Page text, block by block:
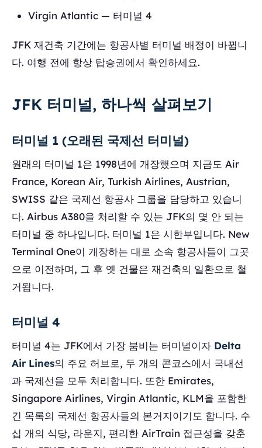
Virgin Atlantic — 터미널 4
JFK 재건축 기간에는 항공사별 터미널 배정이 바뀝니
다. 여행 전에 항상 탑승권에서 확인하세요.
JFK 터미널, 하나씩 살펴보기
터미널 1 (오래된 국제선 터미널)
원래의 터미널 1은 1998년에 개장했으며 지금도 Air
France, Korean Air, Turkish Airlines, Austrian,
SWISS 같은 국제선 항공사 그룹을 담당하고 있습니
다. Airbus A380을 처리할 수 있는 JFK의 몇 안 되는
터미널 중 하나입니다. 터미널 1은 시한부입니다. New
Terminal One이 개장하는 대로 소속 항공사들이 그곳
으로 이전하며, 그 후 옛 건물은 재건축의 일환으로 철
거됩니다.
터미널 4
터미널 4는 JFK에서 가장 붐비는 터미널이자 Delta
Air Lines의 주요 허브로, 두 개의 콘코스에서 국내선
과 국제선을 모두 처리합니다. 또한 Emirates,
Singapore Airlines, Virgin Atlantic, KLM을 포함한
긴 목록의 국제선 항공사들의 본거지이기도 합니다. 수
십 개의 식당, 라운지, 편리한 AirTrain 접근성을 갖춘